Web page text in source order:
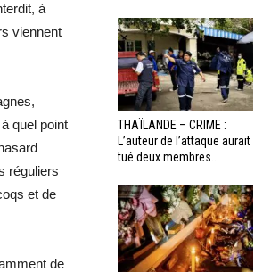
à
viennent
quel point
réguliers
et de
de
THAÏLANDE – CRIME :
L’auteur de l’attaque aurait
tué deux membres...